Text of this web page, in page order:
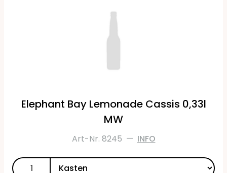
Elephant Bay Lemonade Cassis 0,33l
MW
Art-Nr. 8245 — INFO